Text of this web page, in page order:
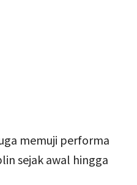
memuji performa
sejak awal hingga